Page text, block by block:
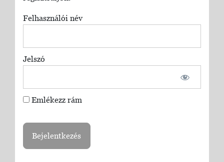
Felhasználói név
Jelszó
Emlékezz rám